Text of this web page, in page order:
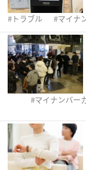
トラブル マイナ
マイナンバー